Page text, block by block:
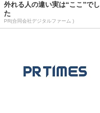
外れる人の違い実は“ここ”でし
た
PR(合同会社デジタルファーム )